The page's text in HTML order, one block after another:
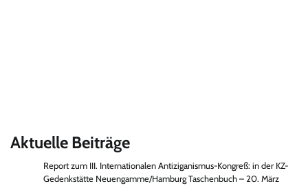
Aktuelle Beiträge
Report zum III. Internationalen Antiziganismus-Kongreß: in der KZ-
Gedenkstätte Neuengamme/Hamburg Taschenbuch – 20. März